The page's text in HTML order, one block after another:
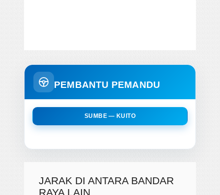
PEMBANTU PEMANDU
SUMBE — KUITO
JARAK DI ANTARA BANDAR
RAYA LAIN